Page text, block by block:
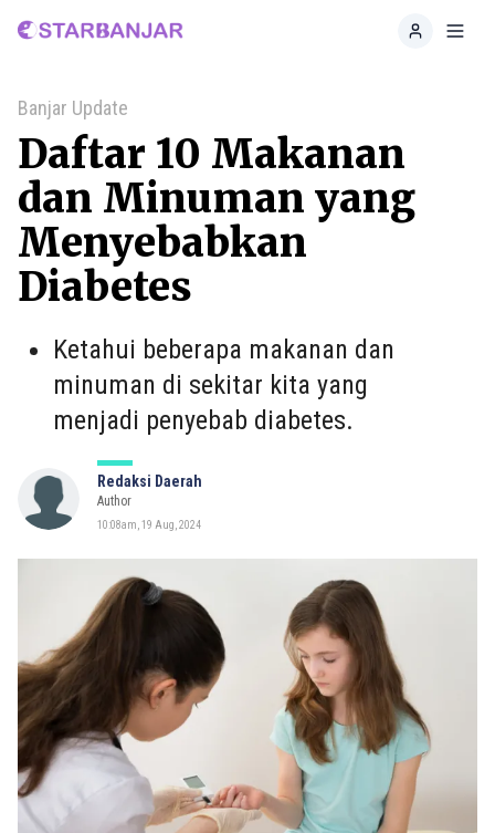
Home
Banjar Update
Daftar 10 Makanan
dan Minuman yang
Menyebabkan
Diabetes
Ketahui beberapa makanan dan
minuman di sekitar kita yang
menjadi penyebab diabetes.
Redaksi Daerah
Author
10:08am, 19 Aug, 2024